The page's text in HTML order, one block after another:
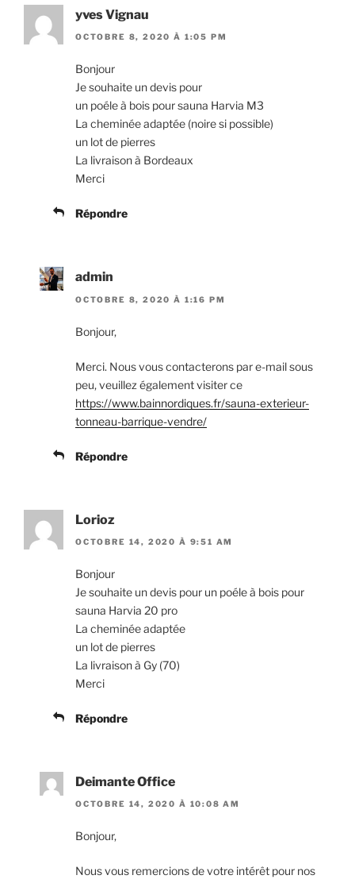
yves Vignau
OCTOBRE 8, 2020 À 1:05 PM
Bonjour
Je souhaite un devis pour
un poéle à bois pour sauna Harvia M3
La cheminée adaptée (noire si possible)
un lot de pierres
La livraison à Bordeaux
Merci
Répondre
admin
OCTOBRE 8, 2020 À 1:16 PM
Bonjour,
Merci. Nous vous contacterons par e-mail sous
peu, veuillez également visiter ce
https://www.bainnordiques.fr/sauna-exterieur-
tonneau-barrique-vendre/
Répondre
Lorioz
OCTOBRE 14, 2020 À 9:51 AM
Bonjour
Je souhaite un devis pour un poéle à bois pour
sauna Harvia 20 pro
La cheminée adaptée
un lot de pierres
La livraison à Gy (70)
Merci
Répondre
Deimante Office
OCTOBRE 14, 2020 À 10:08 AM
Bonjour,
Nous vous remercions de votre intérêt pour nos